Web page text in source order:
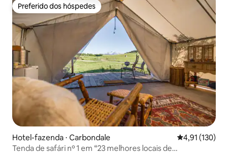
Preferido dos hóspedes
Preferido dos hóspedes
Hotel-fazenda ⋅ Carbondale 4,91 de uma
4,91 (130)
Tenda de safári nº 1 em “23 melhores locais de